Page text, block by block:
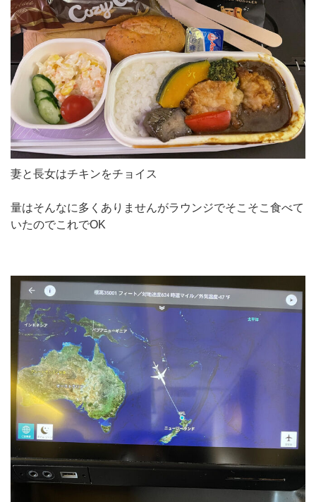
妻と長女はチキンをチョイス
量はそんなに多くありませんがラウンジでそこそこ食べて
いたのでこれでOK